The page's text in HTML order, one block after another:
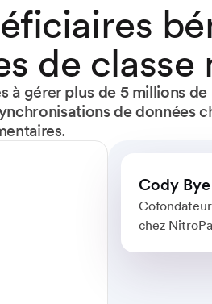
de classe
à gérer plus de 5 millions
de données
Cody Bye
chez